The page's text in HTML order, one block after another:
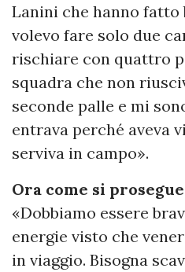
Lanini che hanno fatto
volevo fare solo due
rischiare con quattro
squadra che non
seconde palle e mi
entrava perché aveva
serviva in campo».
Ora come si
«Dobbiamo essere
energie visto che
in viaggio. Bisogna